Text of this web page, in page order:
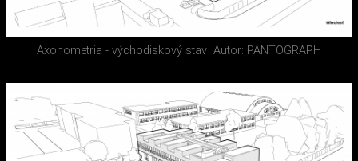
Axonometria - východiskový stav Autor: PANTOGRAPH